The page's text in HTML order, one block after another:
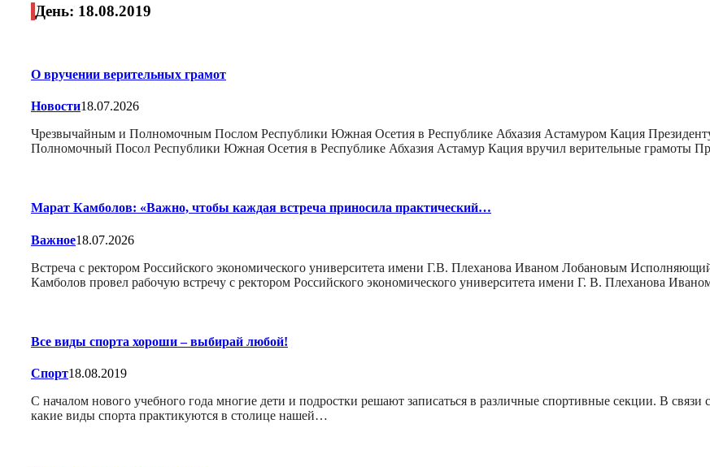
День: 18.08.2019
О вручении верительных грамот
Новости18.07.2026
Чрезвычайным и Полномочным Послом Республики Южная Осетия в Республике Абхазия Астамуром Кация
Полномочный Посол Республики Южная Осетия в Республике Абхазия Астамур Кация вручил верительные грамоты
Марат Камболов: «Важно, чтобы каждая встреча приносила практический…
Важное18.07.2026
Встреча с ректором Российского экономического университета имени Г.В. Плеханова Иваном Лобановым
Камболов провел рабочую встречу с ректором Российского экономического университета имени Г. В. Плеханова
Все виды спорта хороши – выбирай любой!
Спорт18.08.2019
С началом нового учебного года многие дети и подростки решают записаться в различные спортивные секции. В
какие виды спорта практикуются в столице нашей…